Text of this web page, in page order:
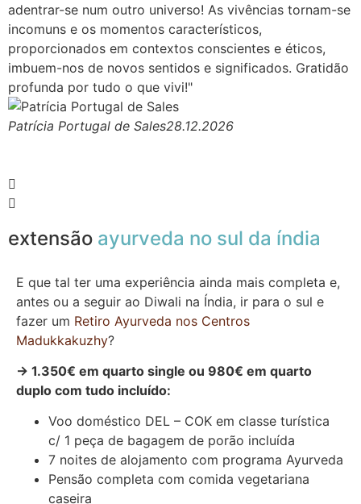
adentrar-se num outro universo! As vivências tornam-se
incomuns e os momentos característicos,
proporcionados em contextos conscientes e éticos,
imbuem-nos de novos sentidos e significados. Gratidão
profunda por tudo o que vivi!"
Patrícia Portugal de Sales28.12.2026
extensão ayurveda no sul da índia
E que tal ter uma experiência ainda mais completa e,
antes ou a seguir ao Diwali na Índia, ir para o sul e
fazer um Retiro Ayurveda nos Centros
Madukkakuzhy?
→ 1.350€ em quarto single ou 980€ em quarto
duplo com tudo incluído:
Voo doméstico DEL – COK em classe turística
c/ 1 peça de bagagem de porão incluída
7 noites de alojamento com programa Ayurveda
Pensão completa com comida vegetariana
caseira